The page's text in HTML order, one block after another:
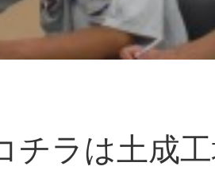
チラは土成